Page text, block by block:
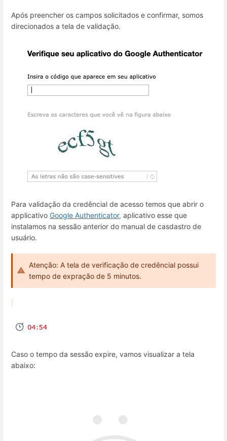
Após preencher os campos solicitados e confirmar, somos
direcionados a tela de validação.
Para validação da credêncial de acesso temos que abrir o
applicativo Google Authenticator, aplicativo esse que
instalamos na sessão anterior do manual de casdastro de
usuário.
Atenção: A tela de verificação de credêncial possui
tempo de expração de 5 minutos.
Caso o tempo da sessão expire, vamos visualizar a tela
abaixo: